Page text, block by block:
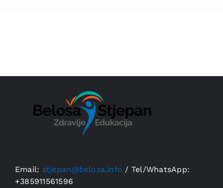
Email: stjepan@belosa.info / Tel/WhatsApp:
+385911561596